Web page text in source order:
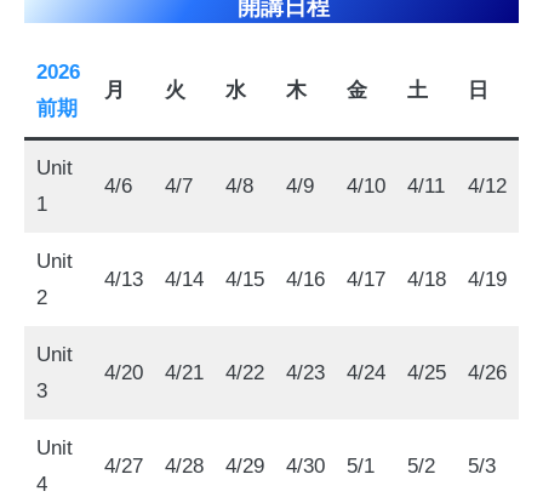
開講日程
2026
前期
月 火 水 木 金 土 日
Unit
1
4/6 4/7 4/8 4/9 4/10 4/11 4/12
Unit
2
4/13 4/14 4/15 4/16 4/17 4/18 4/19
Unit
3
4/20 4/21 4/22 4/23 4/24 4/25 4/26
Unit
4
4/27 4/28 4/29 4/30 5/1 5/2 5/3